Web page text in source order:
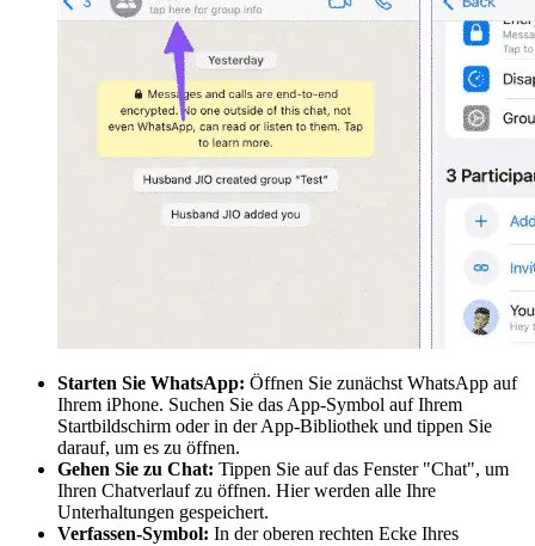
Starten Sie WhatsApp: Öffnen Sie zunächst WhatsApp auf
Ihrem iPhone. Suchen Sie das App-Symbol auf Ihrem
Startbildschirm oder in der App-Bibliothek und tippen Sie
darauf, um es zu öffnen.
Gehen Sie zu Chat: Tippen Sie auf das Fenster "Chat", um
Ihren Chatverlauf zu öffnen. Hier werden alle Ihre
Unterhaltungen gespeichert.
Verfassen-Symbol: In der oberen rechten Ecke Ihres